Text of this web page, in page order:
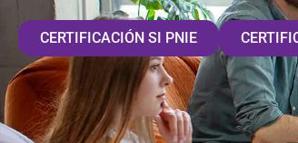
CERTIFICACIÓN SI PNIE